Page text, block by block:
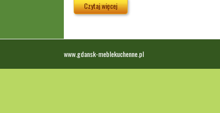
Czytaj więcej
www.gdansk-meblekuchenne.pl